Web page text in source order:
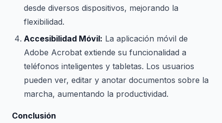
desde diversos dispositivos, mejorando la
flexibilidad.
Accesibilidad Móvil: La aplicación móvil de
Adobe Acrobat extiende su funcionalidad a
teléfonos inteligentes y tabletas. Los usuarios
pueden ver, editar y anotar documentos sobre la
marcha, aumentando la productividad.
Conclusión